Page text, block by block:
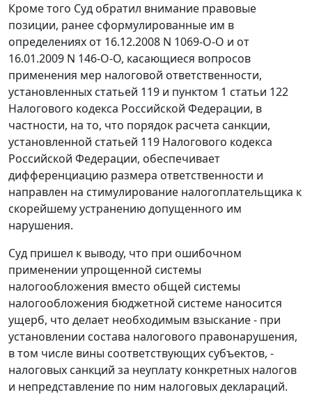
Кроме того Суд обратил внимание правовые
позиции, ранее сформулированные им в
определениях от 16.12.2008 N 1069-О-О и от
16.01.2009 N 146-О-О, касающиеся вопросов
применения мер налоговой ответственности,
установленных статьей 119 и пунктом 1 статьи 122
Налогового кодекса Российской Федерации, в
частности, на то, что порядок расчета санкции,
установленной статьей 119 Налогового кодекса
Российской Федерации, обеспечивает
дифференциацию размера ответственности и
направлен на стимулирование налогоплательщика к
скорейшему устранению допущенного им
нарушения.
Суд пришел к выводу, что при ошибочном
применении упрощенной системы
налогообложения вместо общей системы
налогообложения бюджетной системе наносится
ущерб, что делает необходимым взыскание - при
установлении состава налогового правонарушения,
в том числе вины соответствующих субъектов, -
налоговых санкций за неуплату конкретных налогов
и непредставление по ним налоговых деклараций.